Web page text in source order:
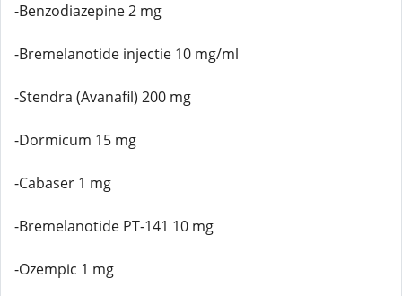
-Benzodiazepine 2 mg
-Bremelanotide injectie 10 mg/ml
-Stendra (Avanafil) 200 mg
-Dormicum 15 mg
-Cabaser 1 mg
-Bremelanotide PT-141 10 mg
-Ozempic 1 mg